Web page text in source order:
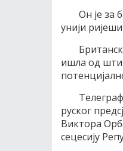
Он је за
унији
ишла од
руског
Виктора
сецесију